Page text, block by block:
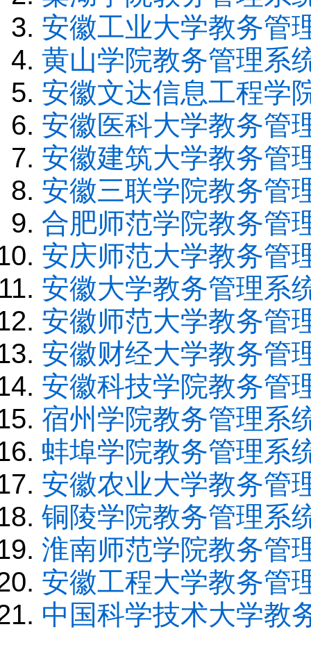
安徽工业大学教务管
黄山学院教务管理系
安徽文达信息工程学
安徽医科大学教务管
安徽建筑大学教务管
安徽三联学院教务管
合肥师范学院教务管
安庆师范大学教务管
安徽大学教务管理系
安徽师范大学教务管
安徽财经大学教务管
安徽科技学院教务管
宿州学院教务管理系
蚌埠学院教务管理系
安徽农业大学教务管
铜陵学院教务管理系
淮南师范学院教务管
安徽工程大学教务管
中国科学技术大学教